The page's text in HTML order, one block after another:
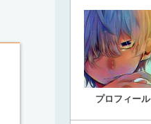
プロフィール